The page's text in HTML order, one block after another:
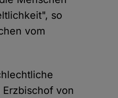
so
vom
von